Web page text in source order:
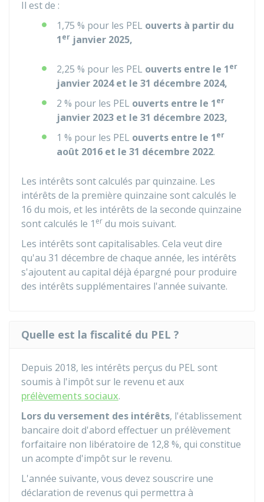
Il est de :
1,75 % pour les PEL ouverts à partir du
1er janvier 2025,
2,25 % pour les PEL ouverts entre le 1er
janvier 2024 et le 31 décembre 2024,
2 % pour les PEL ouverts entre le 1er
janvier 2023 et le 31 décembre 2023,
1 % pour les PEL ouverts entre le 1er
août 2016 et le 31 décembre 2022.
Les intérêts sont calculés par quinzaine. Les
intérêts de la première quinzaine sont calculés le
16 du mois, et les intérêts de la seconde quinzaine
sont calculés le 1 er du mois suivant.
Les intérêts sont capitalisables. Cela veut dire
qu'au 31 décembre de chaque année, les intérêts
s'ajoutent au capital déjà épargné pour produire
des intérêts supplémentaires l'année suivante.
Quelle est la fiscalité du PEL ?
Depuis 2018, les intérêts perçus du PEL sont
soumis à l'impôt sur le revenu et aux
prélèvements sociaux.
Lors du versement des intérêts, l'établissement
bancaire doit d'abord effectuer un prélèvement
forfaitaire non libératoire de 12,8 %, qui constitue
un acompte d'impôt sur le revenu.
L'année suivante, vous devez souscrire une
déclaration de revenus qui permettra à